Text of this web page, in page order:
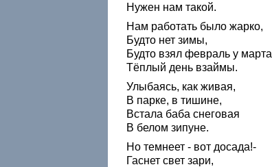
Нужен нам такой.
Нам работать было жарко,
Будто нет зимы,
Будто взял февраль у марта
Тёплый день взаймы.
Улыбаясь, как живая,
В парке, в тишине,
Встала баба снеговая
В белом зипуне.
Но темнеет - вот досада!-
Гаснет свет зари,